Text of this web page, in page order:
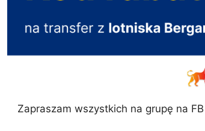
Zapraszam wszystkich na grupę na